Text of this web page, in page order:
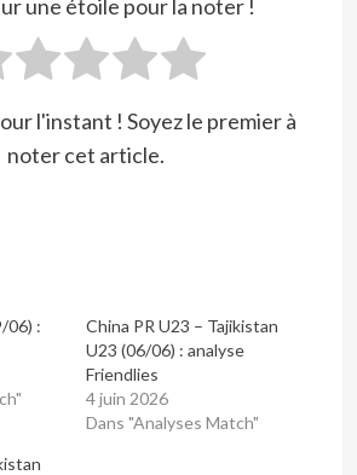
une étoile pour la noter !
l'instant ! Soyez le premier à
noter cet article.
06) :
China PR U23 – Tajikistan
U23 (06/06) : analyse
Friendlies
4 juin 2026
Dans "Analyses Match"